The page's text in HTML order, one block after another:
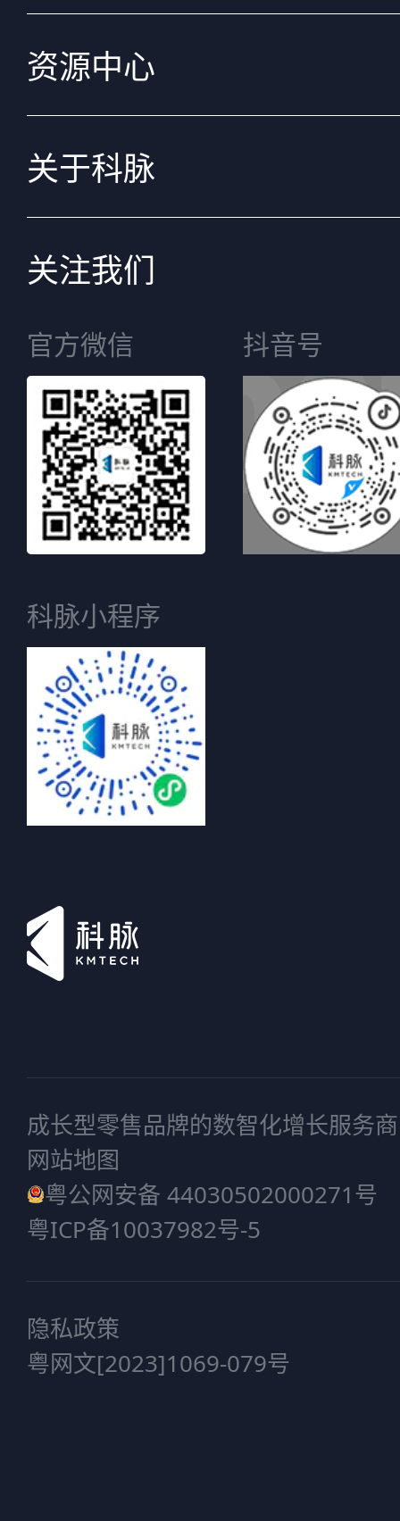
资源中心
关于科脉
关注我们
官方微信 抖音号
科脉小程序
成长型零售品牌的数智化增长服务商
网站地图
粤公网安备 44030502000271号
粤ICP备10037982号-5
隐私政策
粤网文[2023]1069-079号